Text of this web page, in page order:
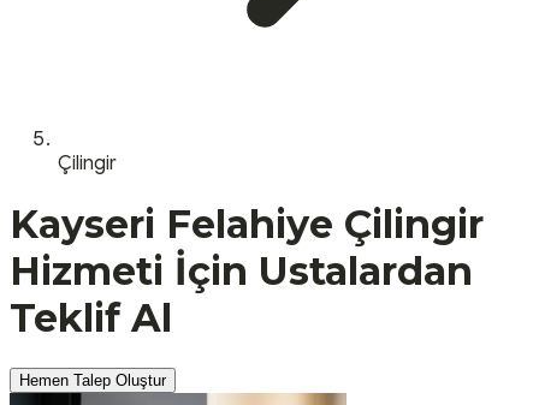
Çilingir
Kayseri Felahiye Çilingir
Hizmeti İçin Ustalardan
Teklif Al
Hemen Talep Oluştur